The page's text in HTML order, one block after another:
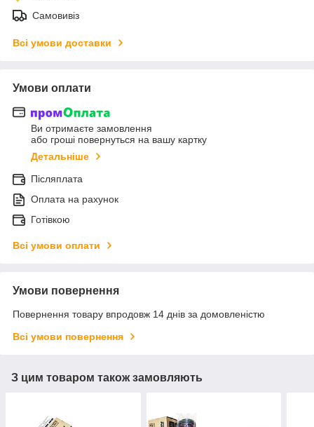
Самовивіз
Всі умови доставки
Умови оплати
Ви отримаєте замовлення
або гроші повернуться на вашу картку
Детальніше
Післяплата
Оплата на рахунок
Готівкою
Всі умови оплати
Умови повернення
Повернення товару впродовж 14 днів за домовленістю
Всі умови повернення
З цим товаром також замовляють